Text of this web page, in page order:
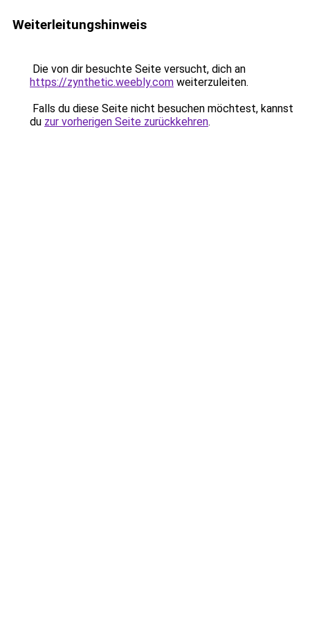
Weiterleitungshinweis
Die von dir besuchte Seite versucht, dich an
https://zynthetic.weebly.com weiterzuleiten.
Falls du diese Seite nicht besuchen möchtest, kannst
du zur vorherigen Seite zurückkehren.